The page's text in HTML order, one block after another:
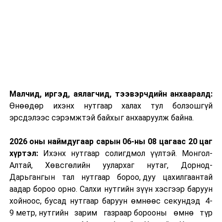
Малчид, иргэд, аялагчид, тээвэрчдийн анхааралд:
Өнөөдөр ихэнх нутгаар халах тул болзошгүй
эрсдэлээс сэрэмжтэй байхыг анхааруулж байна.
2026 оны наймдугаар сарын 06-ны 08 цагаас 20 цаг
хүртэл:Ихэнх нутгаар солигдмол үүлтэй. Монгол-
Алтай, Хөвсгөлийн уулархаг нутаг, Дорнод-
Дарьгангын тал нутгаар бороо, дуу цахилгаантай
аадар бороо орно. Салхи нутгийн зүүн хэсгээр баруун
хойноос, бусад нутгаар баруун өмнөөс секундэд 4-
9 метр, нутгийн зарим газраар борооны өмнө түр